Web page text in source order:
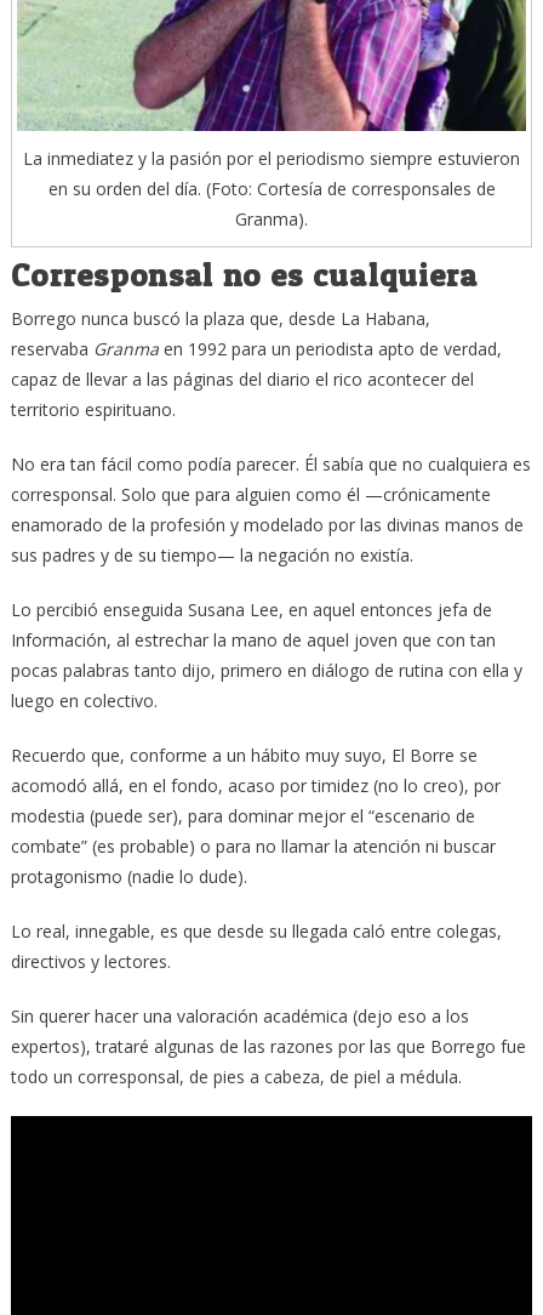
La inmediatez y la pasión por el periodismo siempre estuvieron
en su orden del día. (Foto: Cortesía de corresponsales de
Granma).
Corresponsal no es cualquiera
Borrego nunca buscó la plaza que, desde La Habana,
reservaba Granmaen 1992 para un periodista apto de verdad,
capaz de llevar a las páginas del diario el rico acontecer del
territorio espirituano.
No era tan fácil como podía parecer. Él sabía que no cualquiera es
corresponsal. Solo que para alguien como él —crónicamente
enamorado de la profesión y modelado por las divinas manos de
sus padres y de su tiempo— la negación no existía.
Lo percibió enseguida Susana Lee, en aquel entonces jefa de
Información, al estrechar la mano de aquel joven que con tan
pocas palabras tanto dijo, primero en diálogo de rutina con ella y
luego en colectivo.
Recuerdo que, conforme a un hábito muy suyo, El Borre se
acomodó allá, en el fondo, acaso por timidez (no lo creo), por
modestia (puede ser), para dominar mejor el “escenario de
combate” (es probable) o para no llamar la atención ni buscar
protagonismo (nadie lo dude).
Lo real, innegable, es que desde su llegada caló entre colegas,
directivos y lectores.
Sin querer hacer una valoración académica (dejo eso a los
expertos), trataré algunas de las razones por las que Borrego fue
todo un corresponsal, de pies a cabeza, de piel a médula.